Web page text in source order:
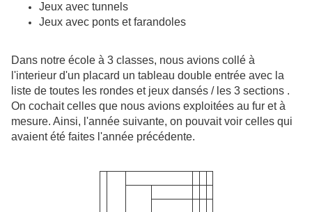
Jeux avec tunnels
Jeux avec ponts et farandoles
Dans notre école à 3 classes, nous avions collé à
l'interieur d'un placard un tableau double entrée avec la
liste de toutes les rondes et jeux dansés / les 3 sections .
On cochait celles que nous avions exploitées au fur et à
mesure. Ainsi, l'année suivante, on pouvait voir celles qui
avaient été faites l'année précédente.